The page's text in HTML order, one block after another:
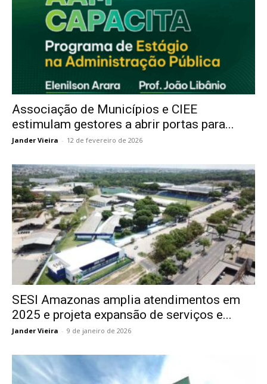
Associação de Municípios e CIEE
estimulam gestores a abrir portas para...
Jander Vieira - 12 de fevereiro de 2026
SESI Amazonas amplia atendimentos em
2025 e projeta expansão de serviços e...
Jander Vieira - 9 de janeiro de 2026